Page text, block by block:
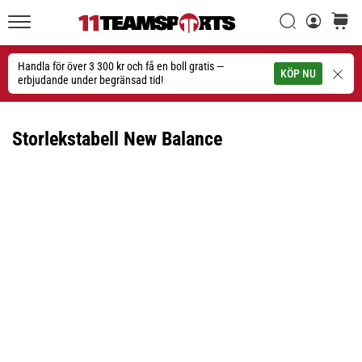
Handla för över 3 300 kr och få en boll gratis —
erbjudande under begränsad tid!
KÖP NU
Sök
Sök
1. 7. 2025
•
1 min. läsning
Play
More
Storlekstabell New Balance